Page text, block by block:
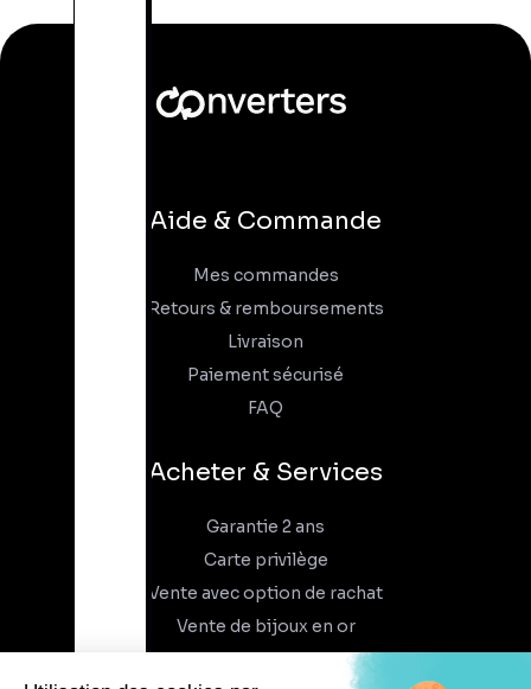
Aide & Commande
Mes commandes
Retours & remboursements
Livraison
Paiement sécurisé
FAQ
Acheter & Services
Garantie 2 ans
Carte privilège
Vente avec option de rachat
Vente de bijoux en or